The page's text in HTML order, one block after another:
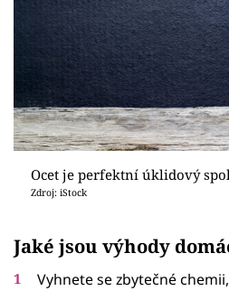
Ocet je perfektní úklidový
Zdroj: iStock
Jaké jsou výhody
Vyhnete se zbytečné